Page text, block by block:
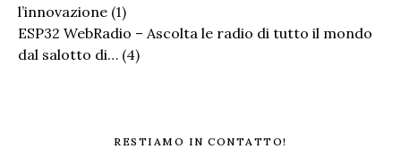
l’innovazione (1)
ESP32 WebRadio – Ascolta le radio di tutto il mondo
dal salotto di… (4)
RESTIAMO IN CONTATTO!